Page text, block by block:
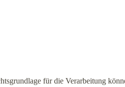
für die Verarbeitung